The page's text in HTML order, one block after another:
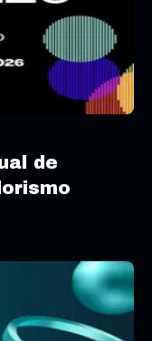
de